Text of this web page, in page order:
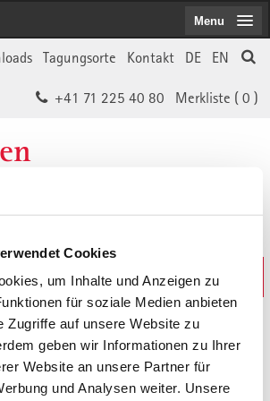
Cookies
um Inhalte und Anzeigen zu
für soziale Medien anbieten
Zugriffe auf unsere Website zu
geben wir Informationen zu Ihrer
Website an unsere Partner für
und Analysen weiter. Unsere
EN
DE
Kontakt
Tagungsorte
Merkliste ( 0 )
+41 71 225 40 80
School
Weiterbildungs-Suche
In 30 Sekunden das Passende finden
Menu
gesuchte Inhalt ist